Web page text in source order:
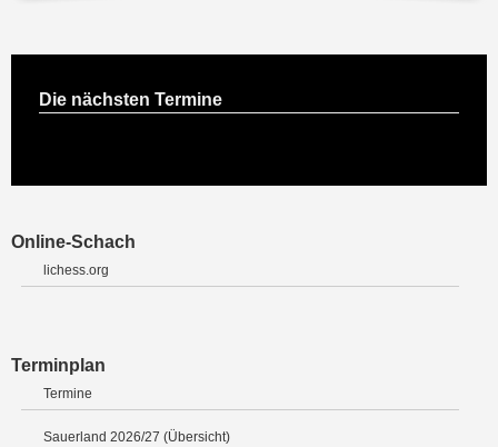
Die nächsten Termine
Online-Schach
lichess.org
Terminplan
Termine
Sauerland 2026/27 (Übersicht)